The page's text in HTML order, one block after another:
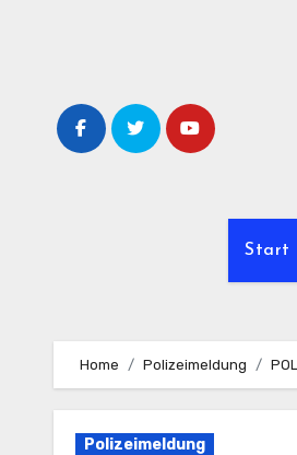
Start
Home Polizeimeldung
Polizeimeldung